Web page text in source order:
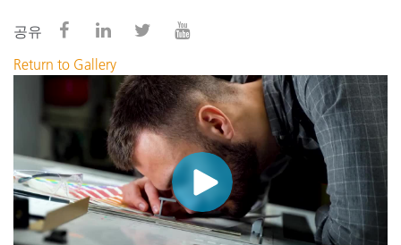
공유
Return to Gallery